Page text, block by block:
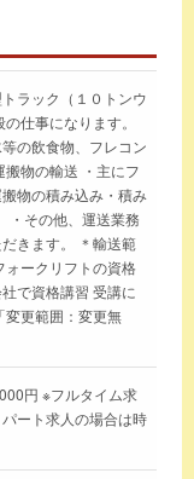
ラック（１０トンウ
仕事になります。
の飲食物、フレコン
物の輸送 ・主にフ
物の積み込み・積み
・その他、運送業務
きます。 ＊輸送範
ォークリフトの資格
で資格講習 受講に
変更範囲：変更無
円 ※フルタイム求
ート求人の場合は時